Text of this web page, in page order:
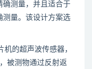
确测量，并且适合于
测量。该设计方案选
的超声波传感器，
被测物通过反射返